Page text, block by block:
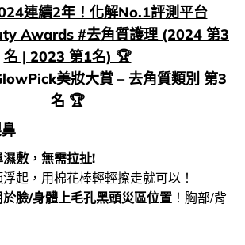
連續2年！化解No.1評測平台
Awards #去角質護理 (2024 第3
名 | 2023 第1名) 🏆
美妝大賞 – 去角質類別 第3
名 🏆
敷，無需拉扯!
起，用棉花棒輕輕擦走就可以！
於臉/身體上毛孔黑頭災區位置 ！胸部/背